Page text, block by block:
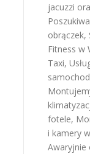
jacuzzi
obrączek,
Fitness w
Taxi,
fotele,
i kamery
Awaryjnie